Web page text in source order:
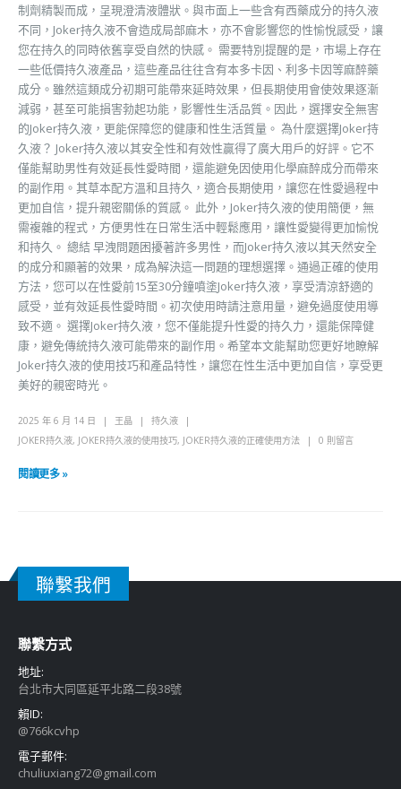
制劑精製而成，呈現澄清液體狀。與市面上一些含有西藥成分的持久液
不同，Joker持久液不會造成局部麻木，亦不會影響您的性愉悅感受，讓
您在持久的同時依舊享受自然的快感。 需要特別提醒的是，市場上存在
一些低價持久液產品，這些產品往往含有本多卡因、利多卡因等麻醉藥
成分。雖然這類成分初期可能帶來延時效果，但長期使用會使效果逐漸
減弱，甚至可能損害勃起功能，影響性生活品質。因此，選擇安全無害
的Joker持久液，更能保障您的健康和性生活質量。 為什麼選擇Joker持
久液？ Joker持久液以其安全性和有效性贏得了廣大用戶的好評。它不
僅能幫助男性有效延長性愛時間，還能避免因使用化學麻醉成分而帶來
的副作用。其草本配方溫和且持久，適合長期使用，讓您在性愛過程中
更加自信，提升親密關係的質感。 此外，Joker持久液的使用簡便，無
需複雜的程式，方便男性在日常生活中輕鬆應用，讓性愛變得更加愉悅
和持久。 總結 早洩問題困擾著許多男性，而Joker持久液以其天然安全
的成分和顯著的效果，成為解決這一問題的理想選擇。通過正確的使用
方法，您可以在性愛前15至30分鐘噴塗Joker持久液，享受清涼舒適的
感受，並有效延長性愛時間。初次使用時請注意用量，避免過度使用導
致不適。 選擇Joker持久液，您不僅能提升性愛的持久力，還能保障健
康，避免傳統持久液可能帶來的副作用。希望本文能幫助您更好地瞭解
Joker持久液的使用技巧和產品特性，讓您在性生活中更加自信，享受更
美好的親密時光。
2025 年 6 月 14 日 王晶
持久液
JOKER持久液, JOKER持久液的使用技巧, JOKER持久液的正確使用方法 0 則留言
閱讀更多 »
聯繫我們
聯繫方式
地址:
台北市大同區延平北路二段38號
賴ID:
@766kcvhp
電子郵件:
chuliuxiang72@gmail.com